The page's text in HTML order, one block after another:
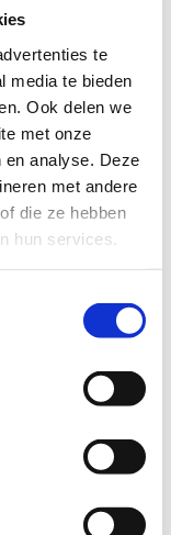
te
media te bieden
Ook delen we
met onze
analyse. Deze
met andere
die ze hebben
hun services.
behoort